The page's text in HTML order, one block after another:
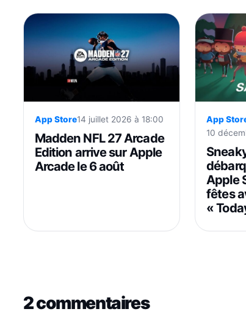
App Store14 juillet 2026 à 18:00
Madden NFL 27 Arcade
Edition arrive sur Apple
Arcade le 6 août
App
10
Apple
fêtes
«
2 commentaires